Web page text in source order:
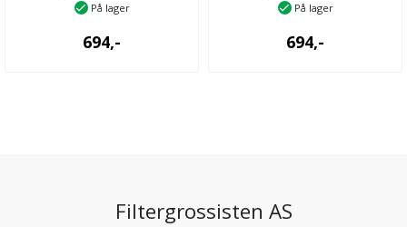
På lager
694,-
På lager
694,-
Filtergrossisten AS